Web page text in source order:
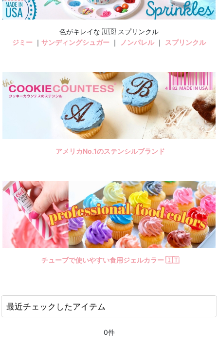
色がキレイな 🇺🇸 スプリンクル
ジミー ｜ サンディングシュガー ｜ ノンパレル｜ スプリンクル
アメリカNo.1のステンシルブランド
チューブで使いやすい食用ジェルカラー 🇮🇹
最近チェックしたアイテム
0件